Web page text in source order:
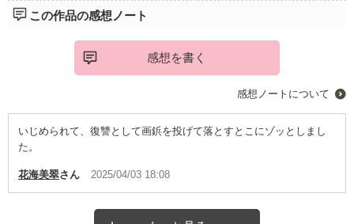
この作品の感想ノート
感想を書く
感想ノートについて
いじめられて、復讐として画鋲を投げて落とすとこにゾッとしまし
た。
花海美翠さん 2025/04/03 18:08